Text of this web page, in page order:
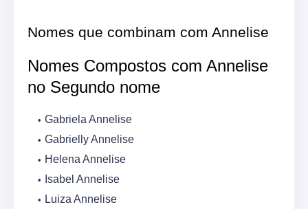
Nomes que combinam com Annelise
Nomes Compostos com Annelise
no Segundo nome
Gabriela Annelise
Gabrielly Annelise
Helena Annelise
Isabel Annelise
Luiza Annelise